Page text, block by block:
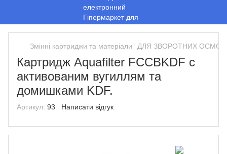
Змінні картриджи та матеріали ДЛЯ ЗВОРОТНИХ
Картридж Aquafilter FCCBKDF с
активованим вугиллям та
домишками KDF.
Артикул: 93 Написати відгук